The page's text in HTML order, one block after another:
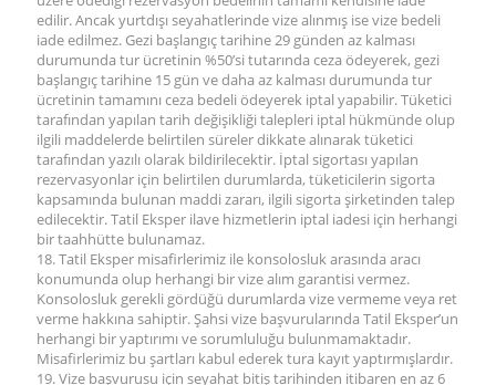
edilir. Ancak yurtdışı seyahatlerinde vize alınmış ise vize bedeli
iade edilmez. Gezi başlangıç tarihine 29 günden az kalması
durumunda tur ücretinin %50’si tutarında ceza ödeyerek, gezi
başlangıç tarihine 15 gün ve daha az kalması durumunda tur
ücretinin tamamını ceza bedeli ödeyerek iptal yapabilir. Tüketici
tarafından yapılan tarih değişikliği talepleri iptal hükmünde olup
ilgili maddelerde belirtilen süreler dikkate alınarak tüketici
tarafından yazılı olarak bildirilecektir. İptal sigortası yapılan
rezervasyonlar için belirtilen durumlarda, tüketicilerin sigorta
kapsamında bulunan maddi zararı, ilgili sigorta şirketinden talep
edilecektir. Tatil Eksper ilave hizmetlerin iptal iadesi için herhangi
bir taahhütte bulunamaz.
18. Tatil Eksper misafirlerimiz ile konsolosluk arasında aracı
konumunda olup herhangi bir vize alım garantisi vermez.
Konsolosluk gerekli gördüğü durumlarda vize vermeme veya ret
verme hakkına sahiptir. Şahsi vize başvurularında Tatil Eksper’un
herhangi bir yaptırımı ve sorumluluğu bulunmamaktadır.
Misafirlerimiz bu şartları kabul ederek tura kayıt yaptırmışlardır.
19. Vize başvurusu için seyahat bitiş tarihinden itibaren en az 6